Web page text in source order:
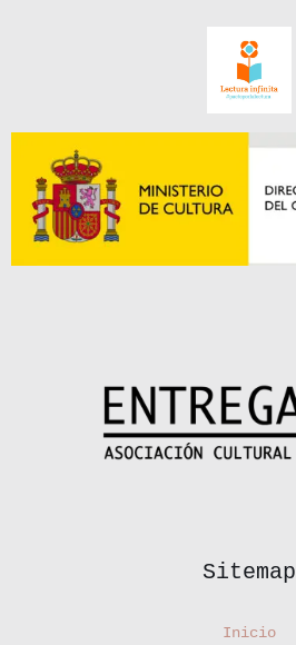
Sitemap
Inicio